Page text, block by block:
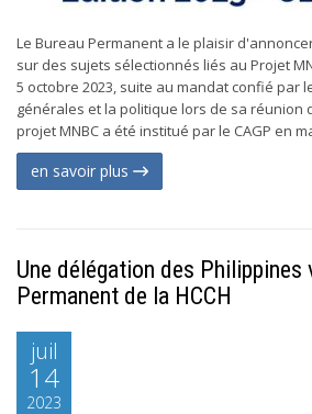
Le Bureau Permanent a le plaisir
sur des sujets sélectionnés liés au Projet
5 octobre 2023, suite au mandat confié par
générales et la politique lors de sa réunion
projet MNBC a été institué par le CAGP en
en savoir plus
Une délégation des Philippines
Permanent de la HCCH
juil
14
2023